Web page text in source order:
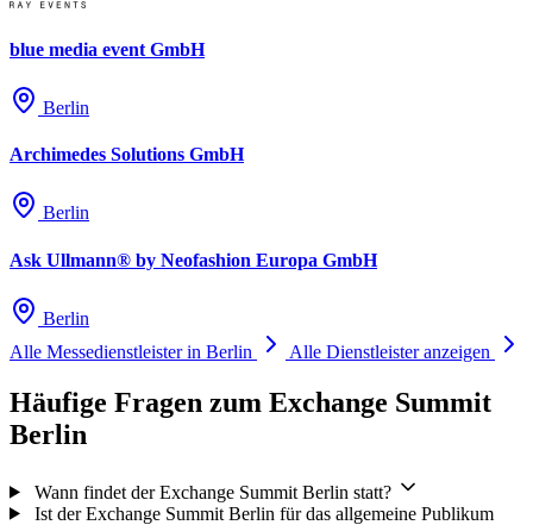
blue media event GmbH
Berlin
Archimedes Solutions GmbH
Berlin
Ask Ullmann® by Neofashion Europa GmbH
Berlin
Alle Messedienstleister in Berlin
Alle Dienstleister anzeigen
Häufige Fragen zum Exchange Summit
Berlin
Wann findet der Exchange Summit Berlin statt?
Ist der Exchange Summit Berlin für das allgemeine Publikum